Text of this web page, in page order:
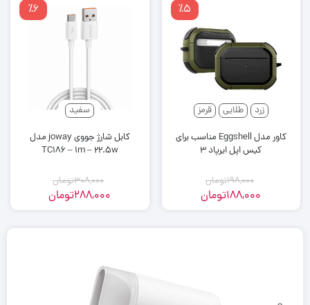
زرد طلایی قرمز
٪5
کاور مدل Eggshell مناسب برای
کیس اپل ایرپاد 3
198,000تومان
188,000تومان
سفید
٪6
کابل شارژ جووی joway مدل
TC186 – 1m – 22.5w
308,000تومان
288,000تومان